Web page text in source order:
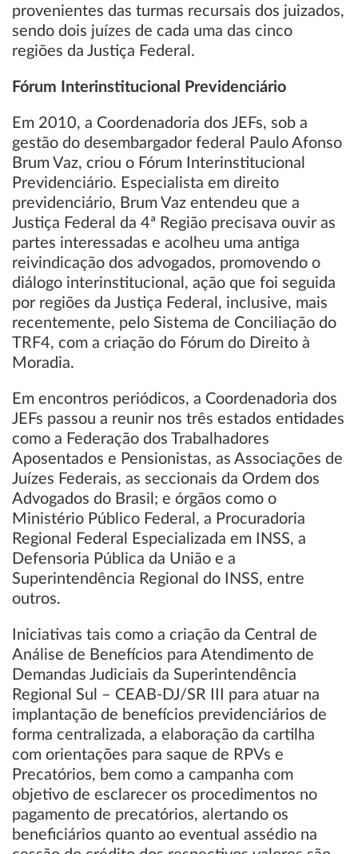
provenientes das turmas recursais dos juizados,
sendo dois juízes de cada uma das cinco
regiões da Justiça Federal.
Fórum Interinstitucional Previdenciário
Em 2010, a Coordenadoria dos JEFs, sob a
gestão do desembargador federal Paulo Afonso
Brum Vaz, criou o Fórum Interinstitucional
Previdenciário. Especialista em direito
previdenciário, Brum Vaz entendeu que a
Justiça Federal da 4ª Região precisava ouvir as
partes interessadas e acolheu uma antiga
reivindicação dos advogados, promovendo o
diálogo interinstitucional, ação que foi seguida
por regiões da Justiça Federal, inclusive, mais
recentemente, pelo Sistema de Conciliação do
TRF4, com a criação do Fórum do Direito à
Moradia.
Em encontros periódicos, a Coordenadoria dos
JEFs passou a reunir nos três estados entidades
como a Federação dos Trabalhadores
Aposentados e Pensionistas, as Associações de
Juízes Federais, as seccionais da Ordem dos
Advogados do Brasil; e órgãos como o
Ministério Público Federal, a Procuradoria
Regional Federal Especializada em INSS, a
Defensoria Pública da União e a
Superintendência Regional do INSS, entre
outros.
Iniciativas tais como a criação da Central de
Análise de Benefícios para Atendimento de
Demandas Judiciais da Superintendência
Regional Sul – CEAB-DJ/SR III para atuar na
implantação de benefícios previdenciários de
forma centralizada, a elaboração da cartilha
com orientações para saque de RPVs e
Precatórios, bem como a campanha com
objetivo de esclarecer os procedimentos no
pagamento de precatórios, alertando os
beneficiários quanto ao eventual assédio na